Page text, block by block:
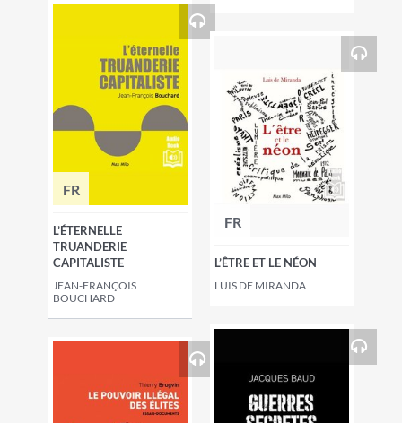
FR
L’ÉTERNELLE
TRUANDERIE
CAPITALISTE
JEAN-FRANÇOIS
BOUCHARD
FR
L’ÊTRE ET LE NÉON
LUIS DE MIRANDA